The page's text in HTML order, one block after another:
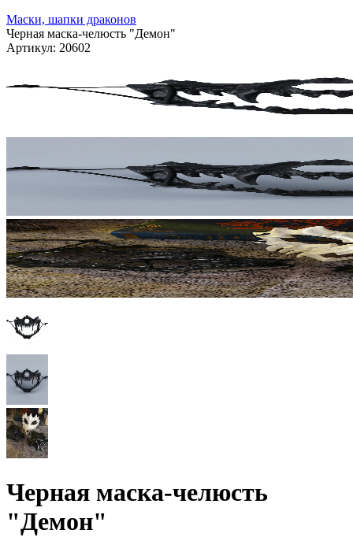
Маски, шапки драконов
Черная маска-челюсть "Демон"
Артикул: 20602
Черная маска-челюсть
"Демон"